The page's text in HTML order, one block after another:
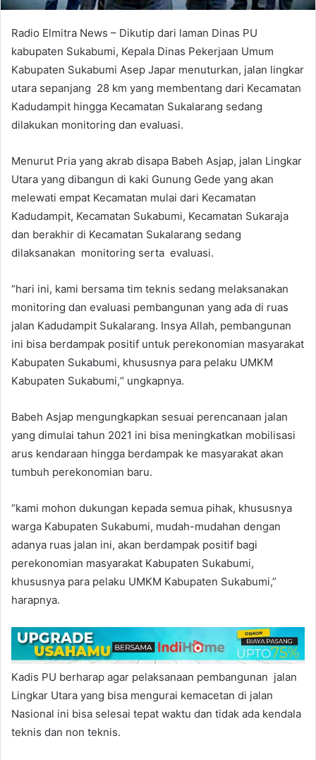
Radio Elmitra News – Dikutip dari laman Dinas PU
kabupaten Sukabumi, Kepala Dinas Pekerjaan Umum
Kabupaten Sukabumi Asep Japar menuturkan, jalan lingkar
utara sepanjang 28 km yang membentang dari Kecamatan
Kadudampit hingga Kecamatan Sukalarang sedang
dilakukan monitoring dan evaluasi.
Menurut Pria yang akrab disapa Babeh Asjap, jalan Lingkar
Utara yang dibangun di kaki Gunung Gede yang akan
melewati empat Kecamatan mulai dari Kecamatan
Kadudampit, Kecamatan Sukabumi, Kecamatan Sukaraja
dan berakhir di Kecamatan Sukalarang sedang
dilaksanakan monitoring serta evaluasi.
“hari ini, kami bersama tim teknis sedang melaksanakan
monitoring dan evaluasi pembangunan yang ada di ruas
jalan Kadudampit Sukalarang. Insya Allah, pembangunan
ini bisa berdampak positif untuk perekonomian masyarakat
Kabupaten Sukabumi, khususnya para pelaku UMKM
Kabupaten Sukabumi,“ ungkapnya.
Babeh Asjap mengungkapkan sesuai perencanaan jalan
yang dimulai tahun 2021 ini bisa meningkatkan mobilisasi
arus kendaraan hingga berdampak ke masyarakat akan
tumbuh perekonomian baru.
“kami mohon dukungan kepada semua pihak, khususnya
warga Kabupaten Sukabumi, mudah-mudahan dengan
adanya ruas jalan ini, akan berdampak positif bagi
perekonomian masyarakat Kabupaten Sukabumi,
khususnya para pelaku UMKM Kabupaten Sukabumi,”
harapnya.
Kadis PU berharap agar pelaksanaan pembangunan jalan
Lingkar Utara yang bisa mengurai kemacetan di jalan
Nasional ini bisa selesai tepat waktu dan tidak ada kendala
teknis dan non teknis.